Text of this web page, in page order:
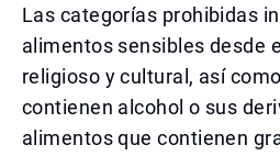
Las categorías prohibidas
alimentos sensibles desde
religioso y cultural, así
contienen alcohol o sus
alimentos que contienen